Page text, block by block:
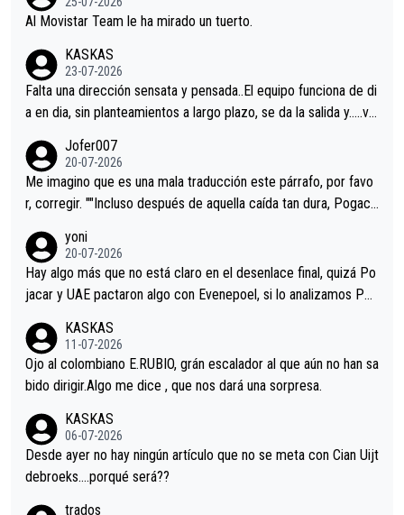
Al Movistar Team le ha mirado un tuerto.
KASKAS
23-07-2026
Falta una dirección sensata y pensada..El equipo funciona de di
a en dia, sin planteamientos a largo plazo, se da la salida y…..ve
Minguez, Velez etc etc.Me da pena vivir estos momentos tan
tristes sin victorias.
Jofer007
20-07-2026
Me imagino que es una mala traducción este párrafo, por favo
r, corregir. ""Incluso después de aquella caída tan dura, Pogaca
permaneció pegado a su rueda. Parecía increíble la forma en l
a que era capaz de controlar el miedo", recordó."
yoni
20-07-2026
Hay algo más que no está claro en el desenlace final, quizá Po
jacar y UAE pactaron algo con Evenepoel, si lo analizamos Poj
i sin pedalear, luego está el saludo con Evenepoel dándose la
mano de una manera muy fraternal, más allá de los típicos toqu
es en el hombro con que saludaba a Vingegard. Ahí hubo una in
eta, a ver si por querer poner a Del Toro con calzador en posi
ción de podio UAE y Pojacar se van complicar el tour.
KASKAS
11-07-2026
Ojo al colombiano E.RUBIO, grán escalador al que aún no han sa
bido dirigir.Algo me dice , que nos dará una sorpresa.
KASKAS
06-07-2026
Desde ayer no hay ningún artículo que no se meta con Cian Uijt
debroeks….porqué será??
trados